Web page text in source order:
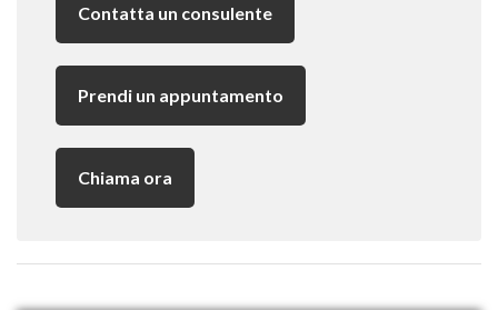
Contatta un consulente
Prendi un appuntamento
Chiama ora